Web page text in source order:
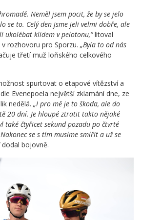
Neměl jsem pocit, že by se jelo
se to. Celý den jsme jeli velmi dobře, ale
ukolébat klidem v pelotonu,“litoval
rozhovoru pro Sporzu. „Byla to od nás
třetí muž loňského celkového
spurtovat o etapové vítězství a
Evenepoela největší zklamání dne, ze
nedělá. „I pro mě je to škoda, ale do
20 dní. Je hloupé ztratit takto nějaké
také čtyřicet sekund pozadu po čtvrté
se s tím musíme smířit a už se
dodal bojovně.